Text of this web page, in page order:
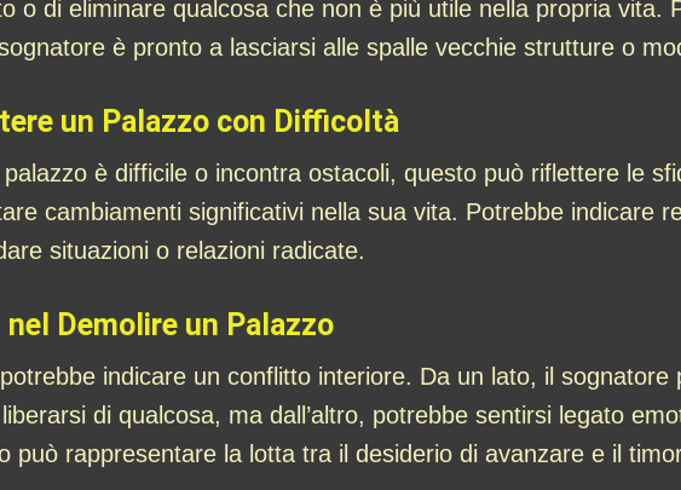
o di eliminare qualcosa che non è più utile nella propria vita.
è pronto a lasciarsi alle spalle vecchie strutture o
un Palazzo con Difficoltà
è difficile o incontra ostacoli, questo può riflettere le
cambiamenti significativi nella sua vita. Potrebbe indicare
situazioni o relazioni radicate.
Demolire un Palazzo
indicare un conflitto interiore. Da un lato, il
di qualcosa, ma dall’altro, potrebbe sentirsi legato
può rappresentare la lotta tra il desiderio di avanzare e il